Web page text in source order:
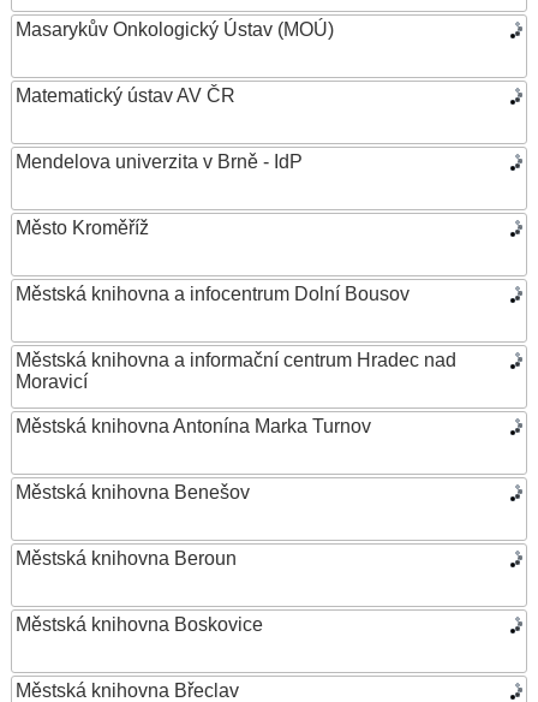
Masarykův Onkologický Ústav (MOÚ)
Matematický ústav AV ČR
Mendelova univerzita v Brně - IdP
Město Kroměříž
Městská knihovna a infocentrum Dolní Bousov
Městská knihovna a informační centrum Hradec nad
Moravicí
Městská knihovna Antonína Marka Turnov
Městská knihovna Benešov
Městská knihovna Beroun
Městská knihovna Boskovice
Městská knihovna Břeclav